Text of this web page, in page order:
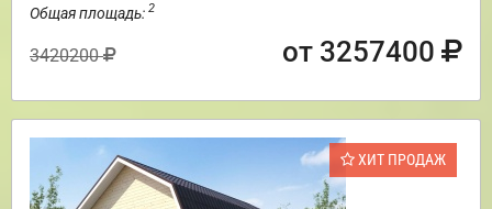
Общая площадь: 2
3420200 от 3257400
ХИТ ПРОДАЖ